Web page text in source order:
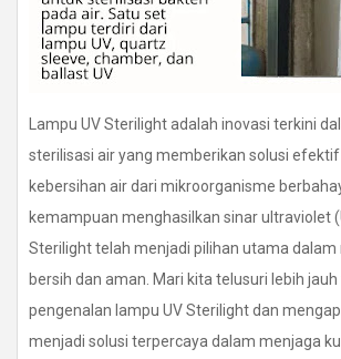
Lampu UV Sterilight adalah inovasi terkini
sterilisasi air yang memberikan solusi
kebersihan air dari mikroorganisme
kemampuan menghasilkan sinar ultraviolet
Sterilight telah menjadi pilihan utama dalam
bersih dan aman. Mari kita telusuri lebih
pengenalan lampu UV Sterilight dan
menjadi solusi terpercaya dalam menjaga